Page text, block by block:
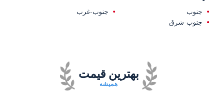
جنوب
جنوب-غرب
جنوب-شرق
همیشه
بهترین قیمت